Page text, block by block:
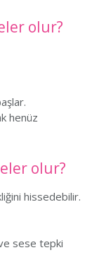
olur?
henüz
olur?
hissedebilir.
sese tepki